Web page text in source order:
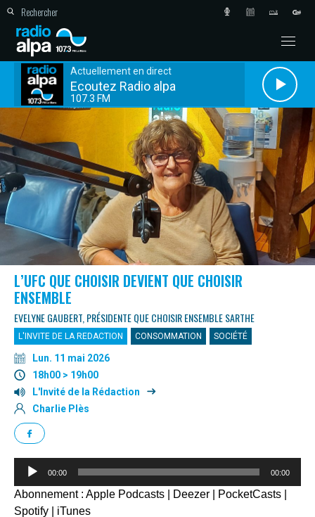
Actuellement en direct
Ecoutez Radio alpa
107.3 FM
L’UFC QUE CHOISIR DEVIENT QUE CHOISIR
ENSEMBLE
EVELYNE GAUBERT, PRÉSIDENTE QUE CHOISIR ENSEMBLE SARTHE
L'INVITE DE LA REDACTION CONSOMMATION SOCIÉTÉ
Lun. 11 mai 2026
18h00 > 19h00
L'Invité de la Rédaction
Charlie Plès
Lecteur
00:00 00:00
Abonnement : Apple Podcasts Deezer PocketCasts
Spotify
iTunes